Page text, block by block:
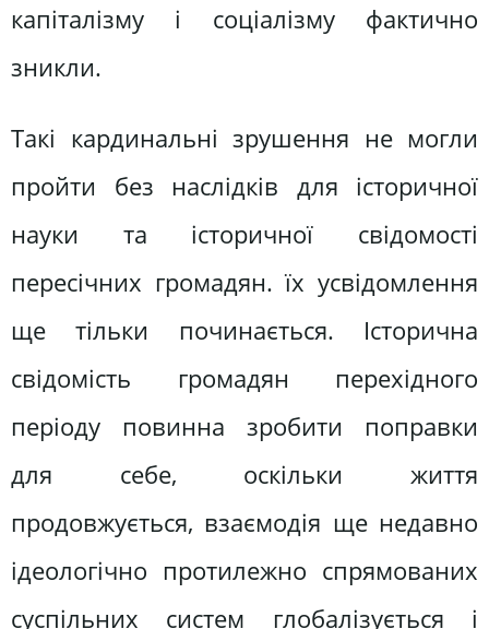
капіталізму і соціалізму фактично
зникли.
Такі кардинальні зрушення не могли
пройти без наслідків для історичної
науки та історичної свідомості
пересічних громадян. їх усвідомлення
ще тільки починається. Історична
свідомість громадян перехідного
періоду повинна зробити поправки
для себе, оскільки життя
продовжується, взаємодія ще недавно
ідеологічно протилежно спрямованих
суспільних систем глобалізується і